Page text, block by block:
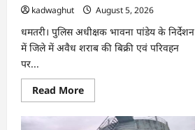
kadwaghut
August 5, 2026
धमतरी। पुलिस अधीक्षक भावना पांडेय के निर्देशन
में जिले में अवैध शराब की बिक्री एवं परिवहन
पर...
Read MoreRead
more
CG